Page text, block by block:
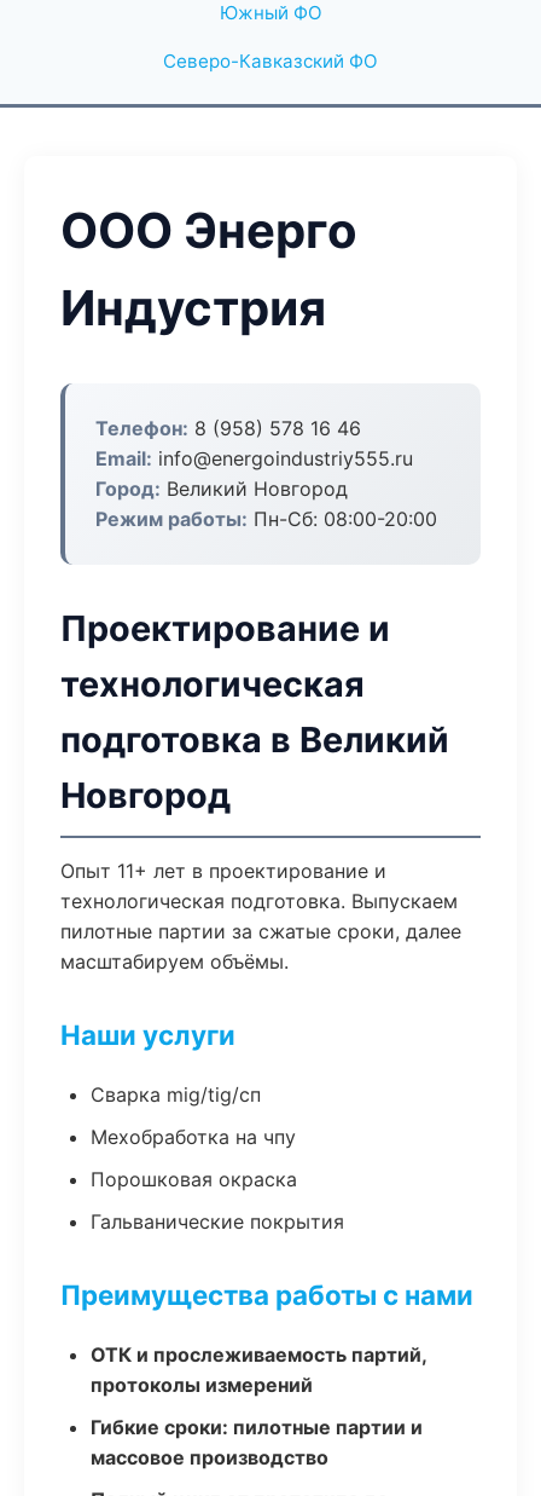
Южный ФО
Северо-Кавказский ФО
ООО Энерго
Индустрия
Телефон: 8 (958) 578 16 46
Email: info@energoindustriy555.ru
Город: Великий Новгород
Режим работы: Пн-Сб: 08:00-20:00
Проектирование и
технологическая
подготовка в Великий
Новгород
Опыт 11+ лет в проектирование и
технологическая подготовка. Выпускаем
пилотные партии за сжатые сроки, далее
масштабируем объёмы.
Наши услуги
Сварка mig/tig/сп
Мехобработка на чпу
Порошковая окраска
Гальванические покрытия
Преимущества работы с нами
ОТК и прослеживаемость партий,
протоколы измерений
Гибкие сроки: пилотные партии и
массовое производство